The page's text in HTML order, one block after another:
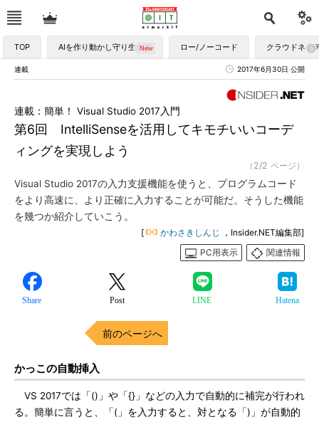
TOP AIを作り動かし守り生かす ロー/ノーコード クラウドネイ
連載 2017年6月30日 公開
第6回 IntelliSenseを活用してキモチいいコーデ
ィングを実現しよう
連載：簡単！ Visual Studio 2017入門
（2/2 ページ）
Visual Studio 2017の入力支援機能を使うと、プログラムコード
をより高速に、より正確に入力することが可能だ。そうした機能
を幾つか紹介していこう。
[ かわさきしんじ
，Insider.NET編集部]
PC用表示
関連情報
Share Post LINE Hatena
前のページへ
かっこの自動挿入
VS 2017では「()」や「{}」などの入力で自動的に補完が行われ
る。簡単に言うと、「(」を入力すると、対となる「)」が自動的